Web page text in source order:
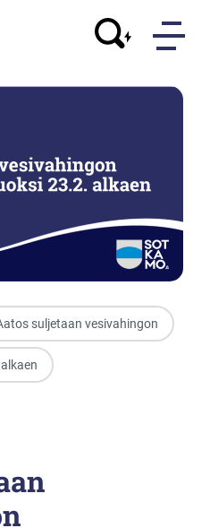
suljetaan vesivahingon